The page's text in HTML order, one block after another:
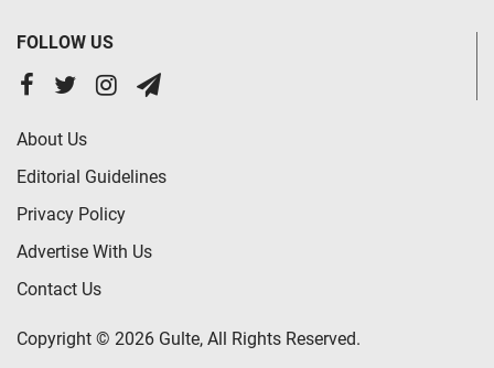
FOLLOW US
About Us
Editorial Guidelines
Privacy Policy
Advertise With Us
Contact Us
Copyright © 2026 Gulte, All Rights Reserved.